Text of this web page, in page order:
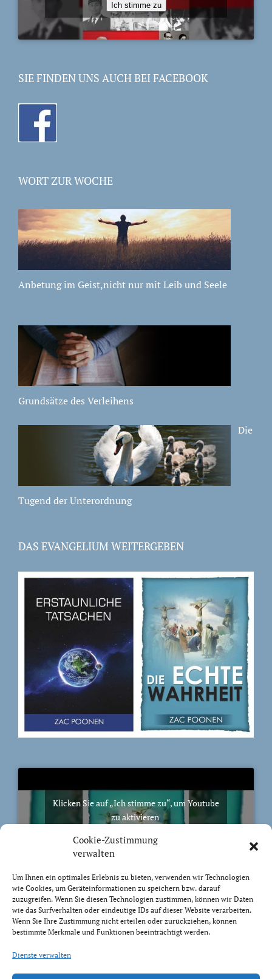
Cookie-Zustimmung
verwalten
Um Ihnen ein optimales Erlebnis zu bieten, verwenden wir Technologien
wie Cookies, um Geräteinformationen zu speichern bzw. darauf
zuzugreifen. Wenn Sie diesen Technologien zustimmen, können wir Daten
wie das Surfverhalten oder eindeutige IDs auf dieser Website verarbeiten.
Wenn Sie Ihre Zustimmung nicht erteilen oder zurückziehen, können
bestimmte Merkmale und Funktionen beeinträchtigt werden.
Dienste verwalten
Ich stimme zu
SIE FINDEN UNS AUCH BEI FACEBOOK
WORT ZUR WOCHE
Anbetung im Geist,nicht nur mit Leib und Seele
Grundsätze des Verleihens
Die
Tugend der Unterordnung
DAS EVANGELIUM WEITERGEBEN
Klicken Sie auf „Ich stimme zu“, um Youtube
zu aktivieren
Ich stimme zu
BIBELVERS DES TAGES
Trachtet nach dem, was droben ist, nicht nach dem,
was auf Erden ist.